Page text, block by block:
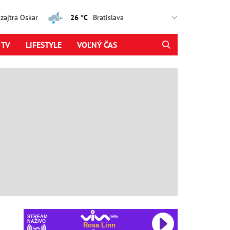
Oskar 26 °C
LIFESTYLE VOĽNÝ ČAS
STREAM
NAŽIVO
Rosa Linn